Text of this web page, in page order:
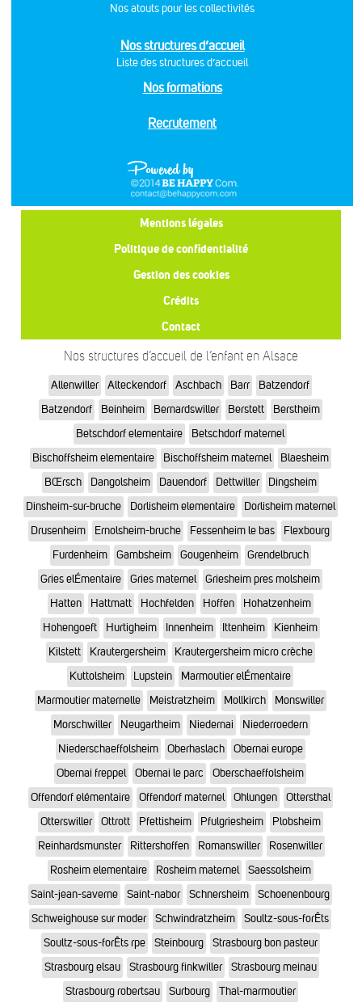
Nos atouts pour les collectivités
Nos structures d’accueil
Liste des structures d’accueil
Nos formations
Recrutement
Mentions légales
Politique de confidentialité
Gestion des cookies
Crédits
Contact
Nos structures d’accueil de l’enfant en Alsace
Allenwiller Alteckendorf Aschbach Barr
Batzendorf
Batzendorf
Beinheim Bernardswiller Berstett
Berstheim
Betschdorf elementaire
Betschdorf maternel
Bischoffsheim elementaire
Bischoffsheim maternel
Blaesheim
BŒrsch
Dangolsheim Dauendorf Dettwiller
Dingsheim
Dinsheim-sur-bruche
Dorlisheim elementaire
Dorlisheim maternel
Drusenheim
Ernolsheim-bruche Fessenheim le bas
Flexbourg
Furdenheim
Gambsheim Gougenheim
Grendelbruch
Gries elÉmentaire
Gries maternel
Griesheim pres molsheim
Hatten
Hattmatt Hochfelden Hoffen
Hohatzenheim
Hohengoeft
Hurtigheim Innenheim Ittenheim
Kienheim
Kilstett
Krautergersheim
Krautergersheim micro crèche
Kuttolsheim
Lupstein
Marmoutier elÉmentaire
Marmoutier maternelle
Meistratzheim Mollkirch
Monswiller
Morschwiller
Neugartheim Niedernai
Niederroedern
Niederschaeffolsheim
Oberhaslach
Obernai europe
Obernai freppel
Obernai le parc
Oberschaeffolsheim
Offendorf elémentaire
Offendorf maternel Ohlungen
Ottersthal
Otterswiller
Ottrott Pfettisheim Pfulgriesheim
Plobsheim
Reinhardsmunster
Rittershoffen Romanswiller
Rosenwiller
Rosheim elementaire
Rosheim maternel
Saessolsheim
Saint-jean-saverne
Saint-nabor Schnersheim
Schoenenbourg
Schweighouse sur moder
Schwindratzheim
Soultz-sous-forÊts
Soultz-sous-forÊts rpe
Steinbourg
Strasbourg bon pasteur
Strasbourg elsau
Strasbourg finkwiller
Strasbourg meinau
Strasbourg robertsau
Surbourg Thal-marmoutier